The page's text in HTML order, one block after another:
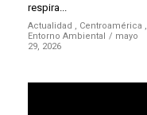
respira...
Actualidad , Centroamérica ,
Entorno Ambiental
mayo
29, 2026